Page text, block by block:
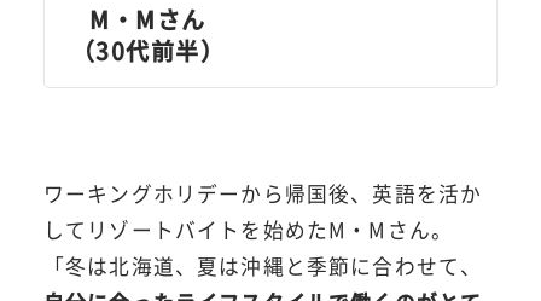
M・Mさん
（30代前半）
ワーキングホリデーから帰国後、英語を活か
してリゾートバイトを始めたM・Mさん。
「冬は北海道、夏は沖縄と季節に合わせて、